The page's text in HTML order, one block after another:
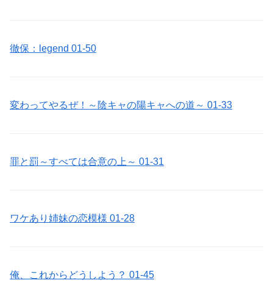
徹保：legend 01-50
変わってやるぜ！～陰キャの陽キャへの道～ 01-33
罪と罰～すべては合意の上～ 01-31
ワケあり姉妹の恋模様 01-28
俺、これからどうしよう？ 01-45